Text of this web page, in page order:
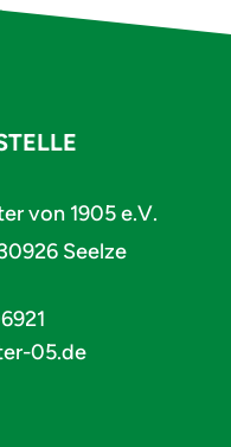
von 1905 e.V.
Seelze
05.de